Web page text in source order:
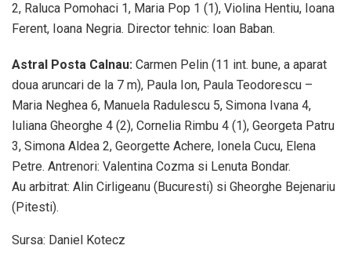
2, Raluca Pomohaci 1, Maria Pop 1 (1), Violina Hentiu, Ioana
Ferent, Ioana Negria. Director tehnic: Ioan Baban.
Astral Posta Calnau: Carmen Pelin (11 int. bune, a aparat
doua aruncari de la 7 m), Paula Ion, Paula Teodorescu –
Maria Neghea 6, Manuela Radulescu 5, Simona Ivana 4,
Iuliana Gheorghe 4 (2), Cornelia Rimbu 4 (1), Georgeta Patru
3, Simona Aldea 2, Georgette Achere, Ionela Cucu, Elena
Petre. Antrenori: Valentina Cozma si Lenuta Bondar.
Au arbitrat: Alin Cirligeanu (Bucuresti) si Gheorghe Bejenariu
(Pitesti).
Sursa: Daniel Kotecz